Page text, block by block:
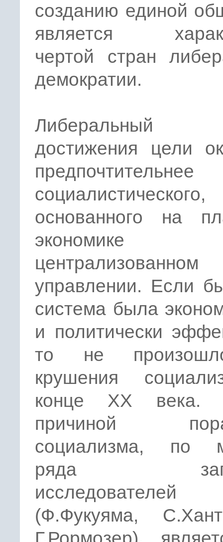
созданию единой
является
чертой стран
демократии.
Либеральный
достижения цели
предпочтительнее
социалистического,
основанного на
централизованном
управлении. Если
система была
и политически
то не
крушения
конце ХХ века.
причиной
социализма, по
ряда
исследователей
(Ф.Фукуяма,